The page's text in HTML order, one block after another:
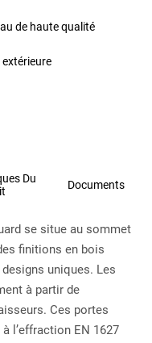
de haute qualité
Du
Documents
se situe au sommet
finitions en bois
uniques. Les
à partir de
Ces portes
l’effraction EN 1627